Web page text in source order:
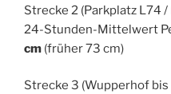
Strecke 2 (Parkplatz L74
24-Stunden-Mittelwert
cm (früher 73 cm)
Strecke 3 (Wupperhof bis